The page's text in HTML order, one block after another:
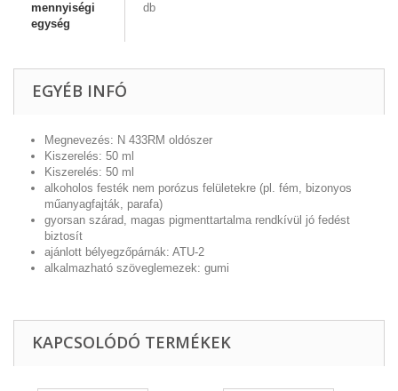
mennyiségi
egység
db
EGYÉB INFÓ
Megnevezés: N 433RM oldószer
Kiszerelés: 50 ml
Kiszerelés: 50 ml
alkoholos festék nem porózus felületekre (pl. fém, bizonyos
műanyagfajták, parafa)
gyorsan szárad, magas pigmenttartalma rendkívül jó fedést
biztosít
ajánlott bélyegzőpárnák: ATU-2
alkalmazható szöveglemezek: gumi
KAPCSOLÓDÓ TERMÉKEK